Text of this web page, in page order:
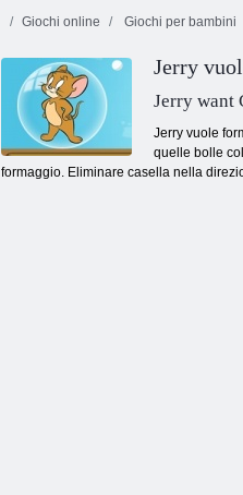
Cartone animato di demolizione di auto
Giochi online Giochi per bambini
Jerry
Jerry want
Jerry vuole
quelle bolle
formaggio. Eliminare casella nella